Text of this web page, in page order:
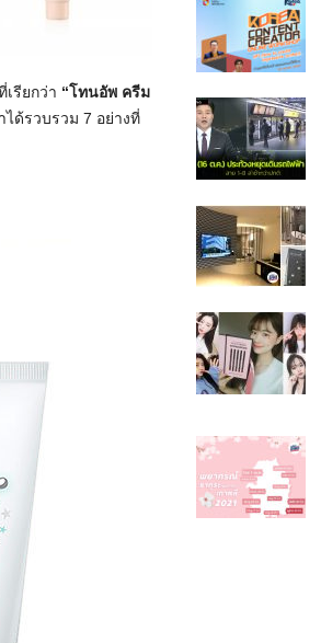
รียกว่า “โทนอัพ ครีม
ได้รวบรวม 7 อย่างที่